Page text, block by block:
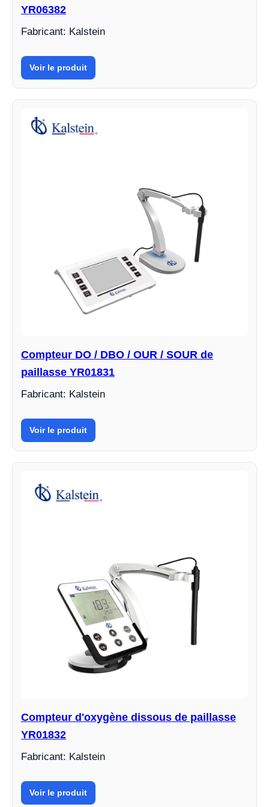
YR06382
Fabricant: Kalstein
Voir le produit
Compteur DO / DBO / OUR / SOUR de
paillasse YR01831
Fabricant: Kalstein
Voir le produit
Compteur d'oxygène dissous de paillasse
YR01832
Fabricant: Kalstein
Voir le produit